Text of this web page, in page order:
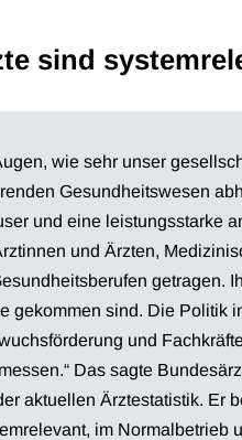
sind
wie sehr unser
Gesundheitswesen
und eine leistungsstarke
und Ärzten,
getragen.
gekommen sind. Die Politik
und
Das sagte
aktuellen Ärztestatistik. Er
im Normalbetrieb